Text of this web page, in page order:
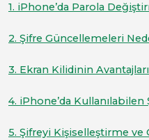
1. iPhone’da Parola
2. Şifre Güncellemeleri
3. Ekran Kilidinin Avantajları
4. iPhone’da Kullanılabilen
5. Şifreyi Kişiselleştirme ve